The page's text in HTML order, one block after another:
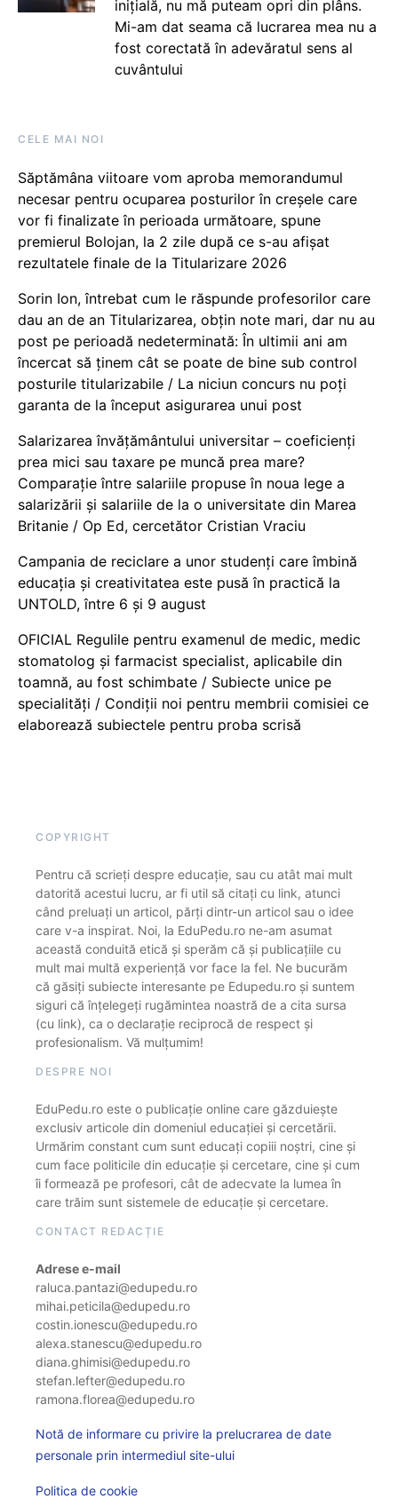
inițială, nu mă puteam opri din plâns.
Mi-am dat seama că lucrarea mea nu a
fost corectată în adevăratul sens al
cuvântului
CELE MAI NOI
Săptămâna viitoare vom aproba memorandumul
necesar pentru ocuparea posturilor în creșele care
vor fi finalizate în perioada următoare, spune
premierul Bolojan, la 2 zile după ce s-au afișat
rezultatele finale de la Titularizare 2026
Sorin Ion, întrebat cum le răspunde profesorilor care
dau an de an Titularizarea, obțin note mari, dar nu au
post pe perioadă nedeterminată: În ultimii ani am
încercat să ținem cât se poate de bine sub control
posturile titularizabile / La niciun concurs nu poți
garanta de la început asigurarea unui post
Salarizarea învățământului universitar – coeficienți
prea mici sau taxare pe muncă prea mare?
Comparație între salariile propuse în noua lege a
salarizării și salariile de la o universitate din Marea
Britanie / Op Ed, cercetător Cristian Vraciu
Campania de reciclare a unor studenți care îmbină
educația și creativitatea este pusă în practică la
UNTOLD, între 6 și 9 august
OFICIAL Regulile pentru examenul de medic, medic
stomatolog și farmacist specialist, aplicabile din
toamnă, au fost schimbate / Subiecte unice pe
specialități / Condiții noi pentru membrii comisiei ce
elaborează subiectele pentru proba scrisă
COPYRIGHT
Pentru că scrieți despre educație, sau cu atât mai mult
datorită acestui lucru, ar fi util să citați cu link, atunci
când preluați un articol, părți dintr-un articol sau o idee
care v-a inspirat. Noi, la EduPedu.ro ne-am asumat
această conduită etică și sperăm că și publicațiile cu
mult mai multă experiență vor face la fel. Ne bucurăm
că găsiți subiecte interesante pe Edupedu.ro și suntem
siguri că înțelegeți rugămintea noastră de a cita sursa
(cu link), ca o declarație reciprocă de respect și
profesionalism. Vă mulțumim!
DESPRE NOI
EduPedu.ro este o publicație online care găzduiește
exclusiv articole din domeniul educației și cercetării.
Urmărim constant cum sunt educați copiii noștri, cine și
cum face politicile din educație și cercetare, cine și cum
îi formează pe profesori, cât de adecvate la lumea în
care trăim sunt sistemele de educație și cercetare.
CONTACT REDACȚIE
Adrese e-mail
raluca.pantazi@edupedu.ro
mihai.peticila@edupedu.ro
costin.ionescu@edupedu.ro
alexa.stanescu@edupedu.ro
diana.ghimisi@edupedu.ro
stefan.lefter@edupedu.ro
ramona.florea@edupedu.ro
Notă de informare cu privire la prelucrarea de date
personale prin intermediul site-ului
Politica de cookie